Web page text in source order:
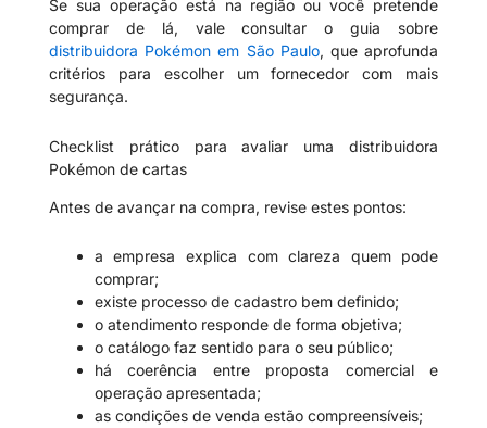
Se sua operação está na região ou você pretende
comprar de lá, vale consultar o guia sobre
distribuidora Pokémon em São Paulo, que aprofunda
critérios para escolher um fornecedor com mais
segurança.
Checklist prático para avaliar uma distribuidora
Pokémon de cartas
Antes de avançar na compra, revise estes pontos:
a empresa explica com clareza quem pode
comprar;
existe processo de cadastro bem definido;
o atendimento responde de forma objetiva;
o catálogo faz sentido para o seu público;
há coerência entre proposta comercial e
operação apresentada;
as condições de venda estão compreensíveis;